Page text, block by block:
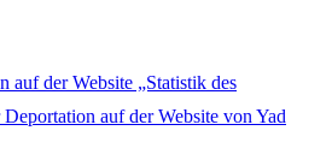
auf der Website „Statistik des
auf der Website von Yad